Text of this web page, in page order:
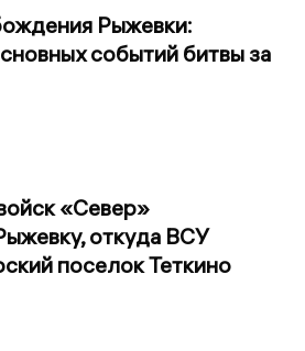
Рыжевки:
событий битвы за
«Север»
откуда ВСУ
поселок Теткино